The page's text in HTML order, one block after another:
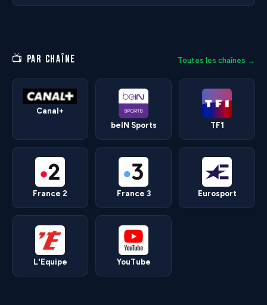
📺 PAR CHAÎNE Toutes les chaînes →
Canal+
beIN Sports
TF1
France 2 France 3 Eurosport
L'Equipe YouTube